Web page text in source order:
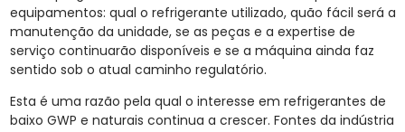
equipamentos: qual o refrigerante utilizado, quão fácil será a
manutenção da unidade, se as peças e a expertise de
serviço continuarão disponíveis e se a máquina ainda faz
sentido sob o atual caminho regulatório.
Esta é uma razão pela qual o interesse em refrigerantes de
baixo GWP e naturais continua a crescer. Fontes da indústria